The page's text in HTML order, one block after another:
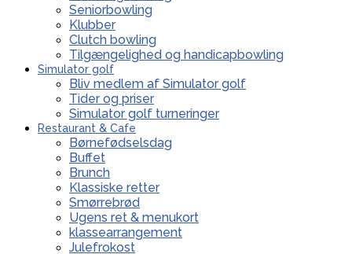
Seniorbowling
Klubber
Clutch bowling
Tilgængelighed og handicapbowling
Simulator golf
Bliv medlem af Simulator golf
Tider og priser
Simulator golf turneringer
Restaurant & Cafe
Børnefødselsdag
Buffet
Brunch
Klassiske retter
Smørrebrød
Ugens ret & menukort
klassearrangement
Julefrokost